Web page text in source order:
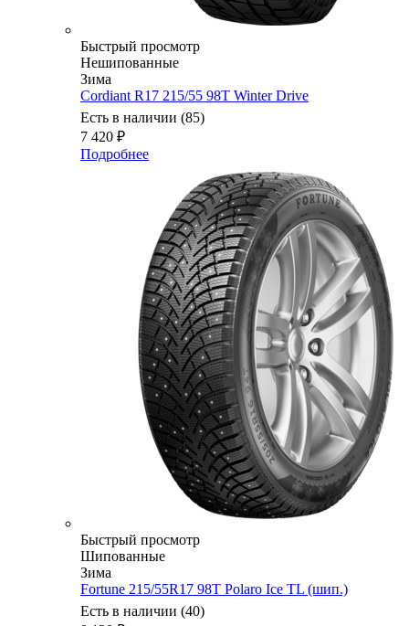
Быстрый просмотр
Нешипованные
Зима
Cordiant R17 215/55 98T Winter Drive
Есть в наличии (85)
7 420 ₽
Подробнее
Быстрый просмотр
Шипованные
Зима
Fortune 215/55R17 98T Polaro Ice TL (шип.)
Есть в наличии (40)